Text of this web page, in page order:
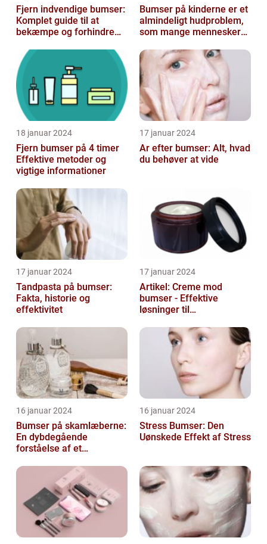
Fjern indvendige bumser:
Komplet guide til at
bekæmpe og forhindre
Bumser på kinderne er et
almindeligt hudproblem,
som mange mennesker
18 januar 2024
Fjern bumser på 4 timer
Effektive metoder og
vigtige informationer
17 januar 2024
Ar efter bumser: Alt, hvad
du behøver at vide
17 januar 2024
Tandpasta på bumser:
Fakta, historie og
effektivitet
17 januar 2024
Artikel: Creme mod
bumser - Effektive
løsninger til
16 januar 2024
Bumser på skamlæberne:
En dybdegående
forståelse af et
16 januar 2024
Stress Bumser: Den
Uønskede Effekt af Stress